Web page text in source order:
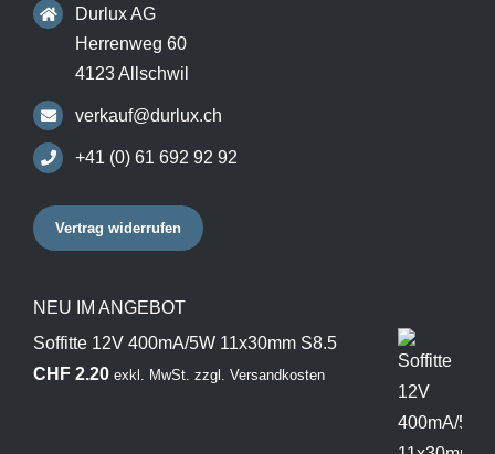
Durlux AG
Herrenweg 60
4123 Allschwil
verkauf@durlux.ch
+41 (0) 61 692 92 92
Vertrag widerrufen
NEU IM ANGEBOT
Soffitte 12V 400mA/5W 11x30mm S8.5
CHF2.20 exkl. MwSt. zzgl. Versandkosten